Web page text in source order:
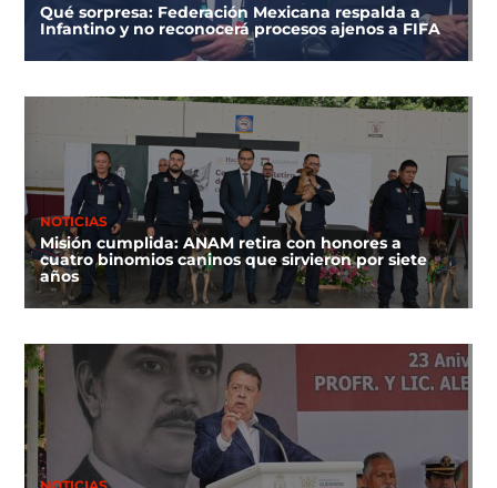
Qué sorpresa: Federación Mexicana respalda a
Infantino y no reconocerá procesos ajenos a FIFA
NOTICIAS
Misión cumplida: ANAM retira con honores a
cuatro binomios caninos que sirvieron por siete
años